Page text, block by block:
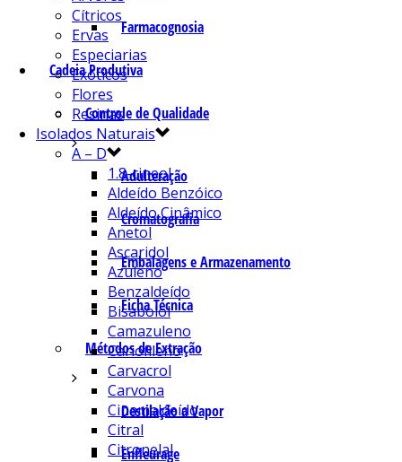
Farmacognosia
Cadeia Produtiva
Controle de Qualidade
Adulteração
Cromatografia
Embalagens e Armazenamento
Ficha Técnica
Métodos de Extração
Destilação a Vapor
Enfleurage
Cítricos
Ervas
Especiarias
Exóticos
Flores
Resinas
Isolados Naturais
A – D
1.8-cineol
Aldeído Benzóico
Aldeído Cinâmico
Anetol
Ascaridol
Azuleno
Benzaldeído
Bisabolol
Camazuleno
Cariofileno
Carvacrol
Carvona
Cinamaldeído
Citral
Citronelal